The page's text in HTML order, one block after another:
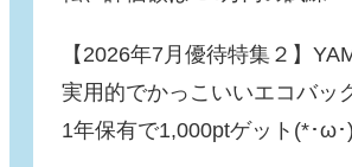
【2026年7月優待特集２】
実用的でかっこいいエコバッ
1年保有で1,000ptゲット(*･ω･